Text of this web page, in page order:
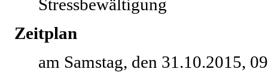
Stressbewältigung
Zeitplan
am Samstag, den 31.10.2015,